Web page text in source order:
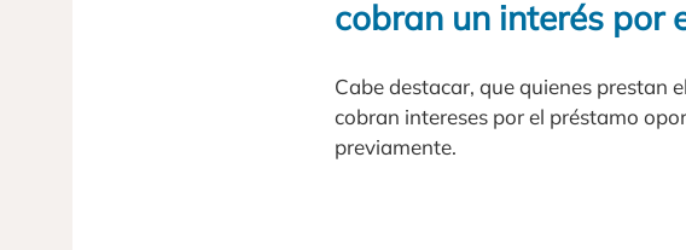
cobran un interés por
Cabe destacar, que quienes prestan
cobran intereses por el préstamo
previamente.